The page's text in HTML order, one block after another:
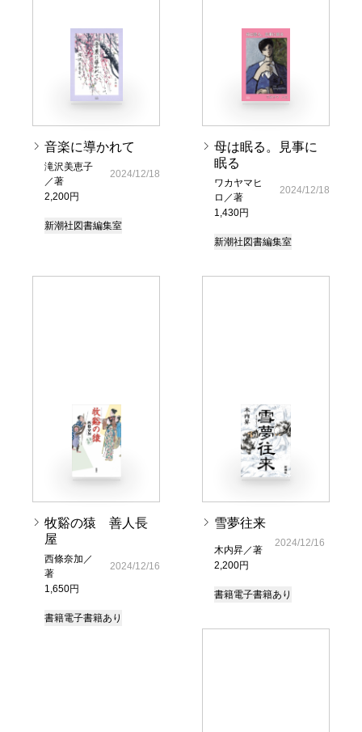
音楽に導かれて
滝沢美恵子
／著
2,200円
2024/12/18
新潮社図書編集室
母は眠る。見事に
眠る
ワカヤマヒ
ロ／著
1,430円
2024/12/18
新潮社図書編集室
牧谿の猿 善人長
屋
西條奈加／
著
1,650円
2024/12/16
書籍電子書籍あり
雪夢往来
木内昇／著
2,200円
2024/12/16
書籍電子書籍あり